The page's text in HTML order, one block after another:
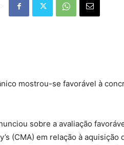
mostrou-se favorável à
sobre a avaliação
(CMA) em relação à